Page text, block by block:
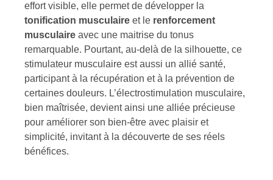
effort visible, elle permet de développer la
tonification musculaire et le renforcement
musculaire avec une maitrise du tonus
remarquable. Pourtant, au-delà de la silhouette, ce
stimulateur musculaire est aussi un allié santé,
participant à la récupération et à la prévention de
certaines douleurs. L’électrostimulation musculaire,
bien maîtrisée, devient ainsi une alliée précieuse
pour améliorer son bien-être avec plaisir et
simplicité, invitant à la découverte de ses réels
bénéfices.